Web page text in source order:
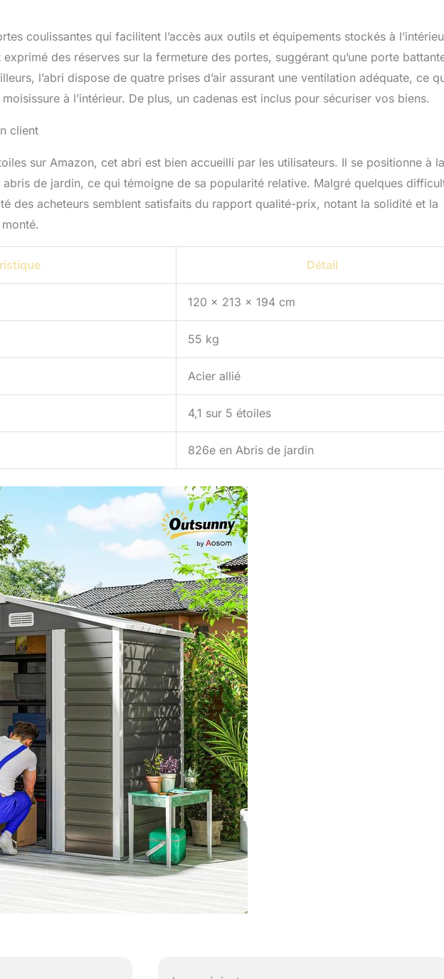
coulissantes qui facilitent l’accès aux outils et équipements stockés à
des réserves sur la fermeture des portes, suggérant qu’une porte
l’abri dispose de quatre prises d’air assurant une ventilation adéquate, ce
à l’intérieur. De plus, un cadenas est inclus pour sécuriser vos biens.
client
sur Amazon, cet abri est bien accueilli par les utilisateurs. Il se positionne à la
de jardin, ce qui témoigne de sa popularité relative. Malgré quelques
des acheteurs semblent satisfaits du rapport qualité-prix, notant la solidité et la
Détail
120 x 213 x 194 cm
55 kg
Acier allié
4,1 sur 5 étoiles
826e en Abris de jardin